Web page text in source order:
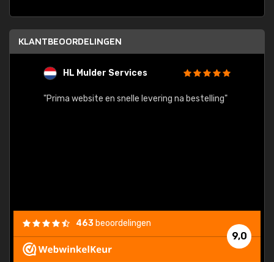
KLANTBEOORDELINGEN
HL Mulder Services
"Prima website en snelle levering na bestelling"
9,0
463 beoordelingen